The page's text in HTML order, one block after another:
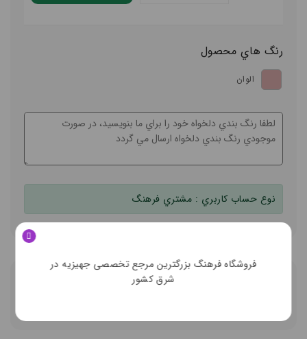
رنگ هاي محصول
الوان
نوع حساب کاربري : مشتري فرهنگ
ديدگاه کاربران
فروشگاه فرهنگ بزرگترین مرجع تخصصی جهیزیه در
شرق کشور